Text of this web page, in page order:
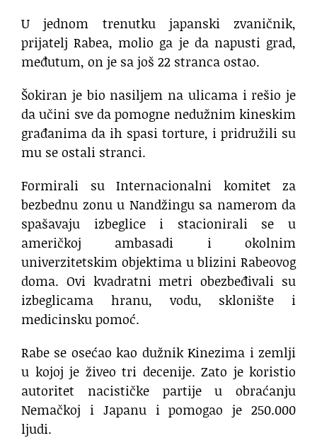
U jednom trenutku japanski zvaničnik,
prijatelj Rabea, molio ga je da napusti grad,
međutum, on je sa još 22 stranca ostao.
Šokiran je bio nasiljem na ulicama i rešio je
da učini sve da pomogne nedužnim kineskim
građanima da ih spasi torture, i pridružili su
mu se ostali stranci.
Formirali su Internacionalni komitet za
bezbednu zonu u Nandžingu sa namerom da
spašavaju izbeglice i stacionirali se u
američkoj ambasadi i okolnim
univerzitetskim objektima u blizini Rabeovog
doma. Ovi kvadratni metri obezbeđivali su
izbeglicama hranu, vodu, sklonište i
medicinsku pomoć.
Rabe se osećao kao dužnik Kinezima i zemlji
u kojoj je živeo tri decenije. Zato je koristio
autoritet nacističke partije u obraćanju
Nemačkoj i Japanu i pomogao je 250.000
ljudi.